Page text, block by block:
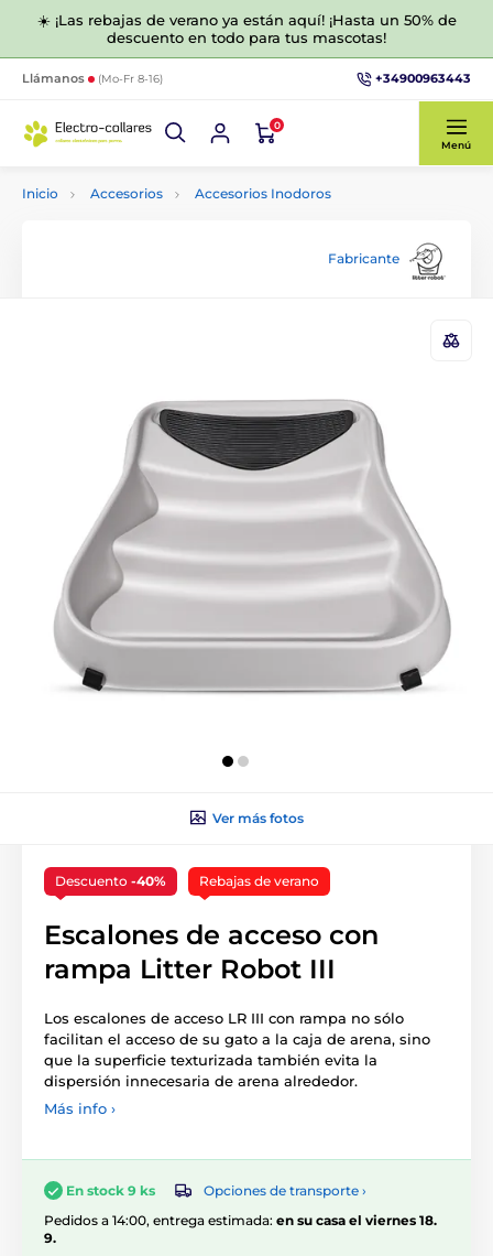
☀️ ¡Las rebajas de verano ya están aquí! ¡Hasta un 50% de
descuento en todo para tus mascotas!
Llámanos (Mo-Fr 8-16) +34900963443
0
Menú
Inicio Accesorios Accesorios Inodoros
Fabricante
Ver más fotos
Descuento -40% Rebajas de verano
Escalones de acceso con
rampa Litter Robot III
Los escalones de acceso LR III con rampa no sólo
facilitan el acceso de su gato a la caja de arena, sino
que la superficie texturizada también evita la
dispersión innecesaria de arena alrededor.
Más info ›
En stock 9 ks
Opciones de transporte ›
Pedidos a 14:00, entrega estimada: en su casa el viernes 18.
9.